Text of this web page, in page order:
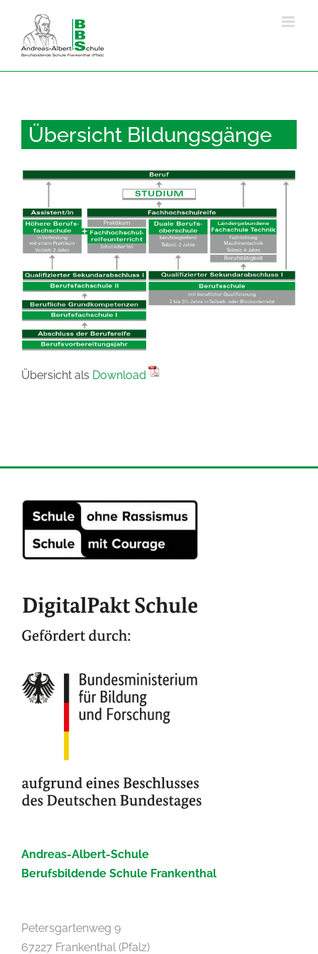
springen
Übersicht Bildungsgänge
Übersicht als Download
Andreas-Albert-Schule
Berufsbildende Schule Frankenthal
Petersgartenweg 9
67227 Frankenthal (Pfalz)